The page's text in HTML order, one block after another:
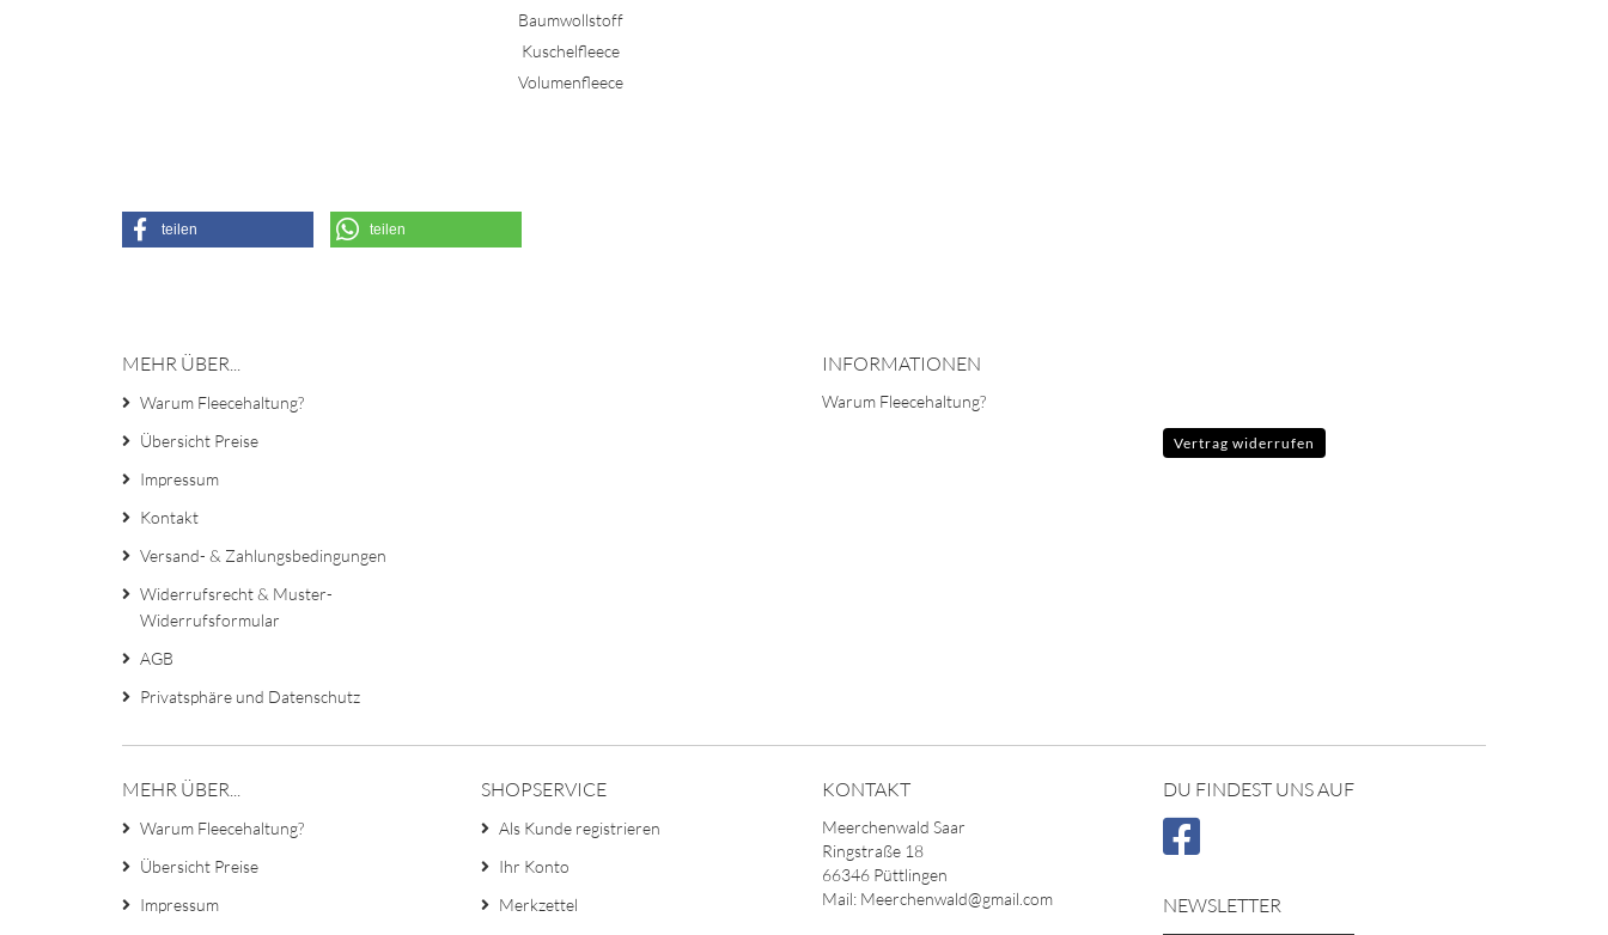
Baumwollstoff
Kuschelfleece
Volumenfleece
teilen teilen
MEHR ÜBER...
Warum Fleecehaltung?
Übersicht Preise
Impressum
Kontakt
Versand- & Zahlungsbedingungen
Widerrufsrecht & Muster-
Widerrufsformular
AGB
Privatsphäre und Datenschutz
INFORMATIONEN
Warum Fleecehaltung?
Vertrag widerrufen
MEHR ÜBER...
Warum Fleecehaltung?
Übersicht Preise
Impressum
SHOPSERVICE
Als Kunde registrieren
Ihr Konto
Merkzettel
KONTAKT
Meerchenwald Saar
Ringstraße 18
66346 Püttlingen
Mail: Meerchenwald@gmail.com
DU FINDEST UNS AUF
NEWSLETTER